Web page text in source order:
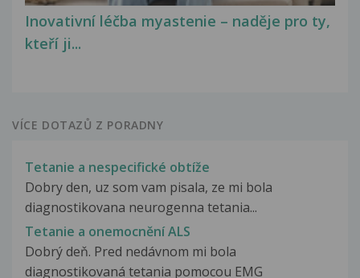
Inovativní léčba myastenie – naděje pro ty,
kteří ji...
VÍCE DOTAZŮ Z PORADNY
Tetanie a nespecifické obtíže
Dobry den, uz som vam pisala, ze mi bola
diagnostikovana neurogenna tetania...
Tetanie a onemocnění ALS
Dobrý deň. Pred nedávnom mi bola
diagnostikovaná tetania pomocou EMG